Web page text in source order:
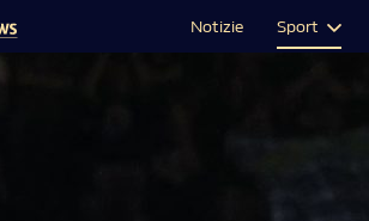
Notizie Sport